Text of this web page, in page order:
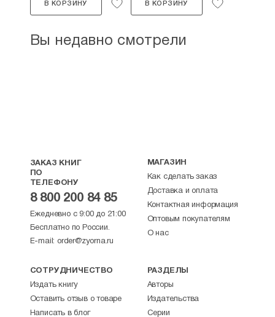
В КОРЗИНУ В КОРЗИНУ
Вы недавно смотрели
ЗАКАЗ КНИГ
ПО
ТЕЛЕФОНУ
8 800 200 84 85
Ежедневно с 9:00 до 21:00
Бесплатно по России.
E-mail: order@zyorna.ru
МАГАЗИН
Как сделать заказ
Доставка и оплата
Контактная информация
Оптовым покупателям
О нас
СОТРУДНИЧЕСТВО
Издать книгу
Оставить отзыв о товаре
Написать в блог
РАЗДЕЛЫ
Авторы
Издательства
Серии